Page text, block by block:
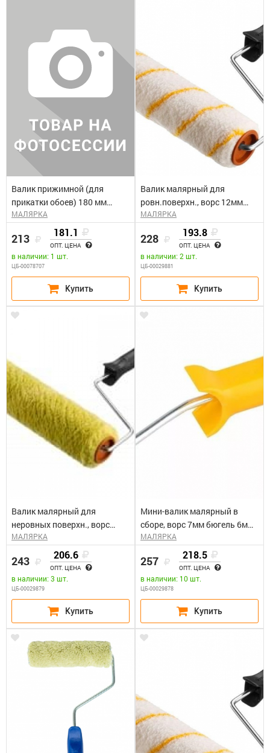
Валик прижимной (для
прикатки обоев) 180 мм
"Вилатерм" Петрович арт.
МАЛЯРКА
213 181.1
ОПТ. ЦЕНА
в наличии: 1 шт.
ЦБ-00078707
Валик малярный для
ровн.поверхн., ворс 12мм
бюгель 6мм, 40х180мм ЗУБР
"ОПТИМА-ГИРПАИНТ"
МАЛЯРКА
228 193.8
ОПТ. ЦЕНА
в наличии: 2 шт.
ЦБ-00029881
Валик малярный для
неровных поверхн., ворс
18мм бюгель 6мм, 40х180мм
ЗУБР "ОПТИМА-СИНТЕКС"
МАЛЯРКА
243 206.6
ОПТ. ЦЕНА
в наличии: 3 шт.
ЦБ-00029879
Мини-валик малярный в
сборе, ворс 7мм бюгель 6мм,
15х1160мм STAYER
"MASTER" DUALON
ПОЛИАКРИЛ
МАЛЯРКА
257 218.5
ОПТ. ЦЕНА
в наличии: 10 шт.
ЦБ-00029878